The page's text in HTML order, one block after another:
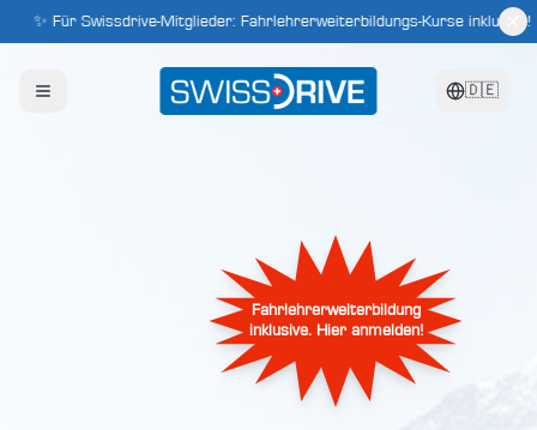
✨ Für Swissdrive-Mitglieder: Fahrlehrerweiterbildungs-Kurse
🇩🇪
Fahrlehrerweiterbildung
inklusive. Hier anmelden!